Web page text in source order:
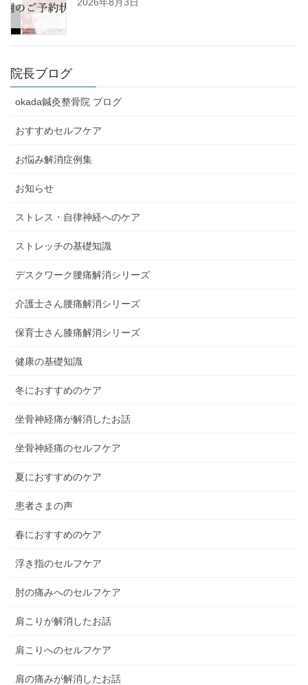
院長ブログ
okada鍼灸整骨院 ブログ
おすすめセルフケア
お悩み解消症例集
お知らせ
ストレス・自律神経へのケア
ストレッチの基礎知識
デスクワーク腰痛解消シリーズ
介護士さん腰痛解消シリーズ
保育士さん膝痛解消シリーズ
健康の基礎知識
冬におすすめのケア
坐骨神経痛が解消したお話
坐骨神経痛のセルフケア
夏におすすめのケア
患者さまの声
春におすすめのケア
浮き指のセルフケア
肘の痛みへのセルフケア
肩こりが解消したお話
肩こりへのセルフケア
肩の痛みが解消したお話